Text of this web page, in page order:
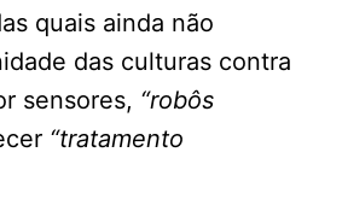
quais ainda não
das culturas contra
sensores, “robôs
“tratamento